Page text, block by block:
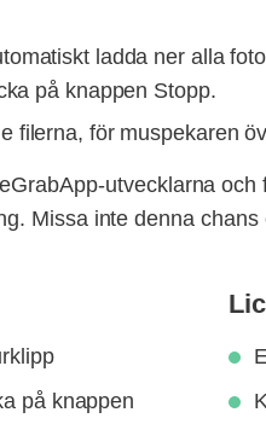
ladda ner alla
på knappen Stopp.
filerna, för muspekaren
utvecklarna
Missa inte denna
på knappen